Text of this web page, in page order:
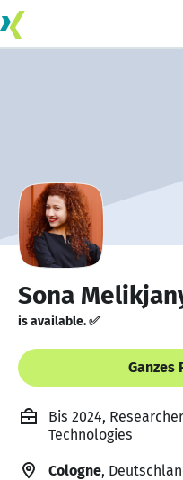
Sona
is available. ✅
Ganzes
Bis 2024,
Technologies
Cologne,